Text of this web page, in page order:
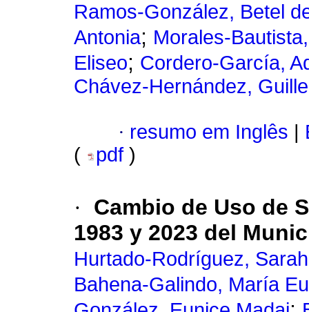
Ramos-González, Betel
Antonia; Morales-
Eliseo; Cordero-García,
Chávez-Hernández,
· resumo em Inglês
(
pdf )
·
Cambio de Uso de
1983 y 2023 del
Hurtado-Rodríguez,
Bahena-Galindo, María